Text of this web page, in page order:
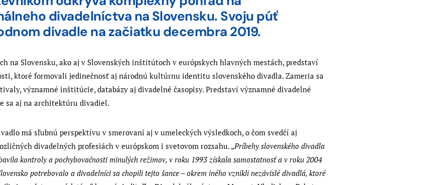
divadelníctva na Slovensku. Svoju púť
divadle na začiatku decembra 2019.
na Slovensku, ako aj v Slovenských inštitútoch v európskych hlavných mestách, predstaví
ktoré formovali jedinečnosť aj národnú kultúrnu identitu slovenského divadla. Zameria sa
významné inštitúcie, databázy aj divadelné časopisy. Predstaví významné divadelné
sa aj na architektúru divadiel.
má sľubnú perspektívu v smerovaní aj v umeleckých výsledkoch, o čom svedčí aj
divadelných profesiách v európskom i svetovom rozsahu. „Príbehy slovenského divadla
kontroly a pochybovačnosti minulých režimov, v roku 1993 získala samostatnosť a v roku 2004
potrebovalo a divadelníci sa chopili tejto šance – okrem iného vznikli nezávislé divadlá, ktoré